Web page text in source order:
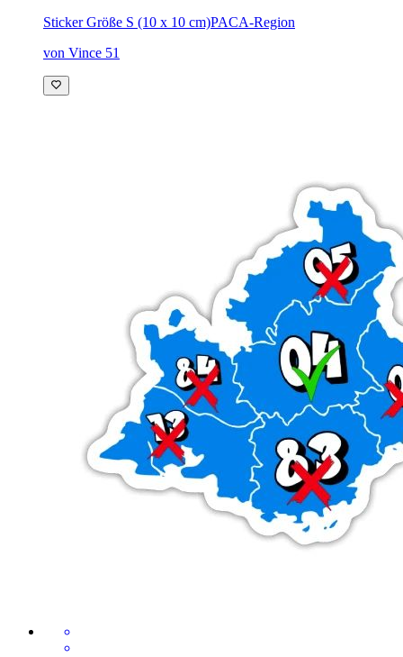
Sticker Größe S (10 x 10 cm)PACA-Region
von Vince 51